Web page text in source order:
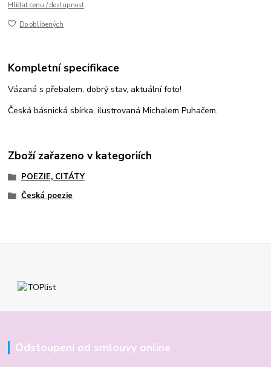
Hlídat cenu / dostupnost
Do oblíbených
Kompletní specifikace
Vázaná s přebalem, dobrý stav, aktuální foto!
Česká básnická sbírka, ilustrovaná Michalem Puhačem.
Zboží zařazeno v kategoriích
POEZIE, CITÁTY
Česká poezie
Odstoupení od smlouvy online